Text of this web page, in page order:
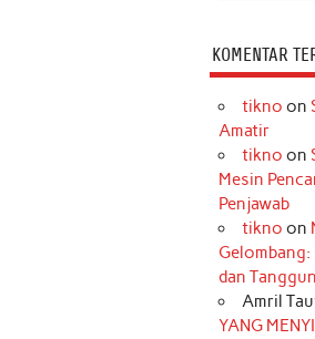
KOMENTAR
tikno on
Amatir
tikno on
Mesin
Penjawab
tikno on
dan
Amril
YANG